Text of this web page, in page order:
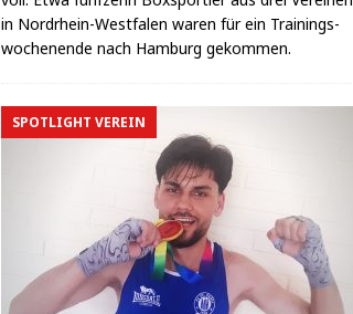
in Nord­rhein-West­fa­len waren für ein Trai­nings­
wo­chen­en­de nach Ham­burg gekommen.
SPOTLIGHT VEREIN